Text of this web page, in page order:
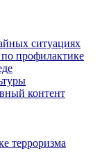
ситуациях
профилактике
контент
терроризма